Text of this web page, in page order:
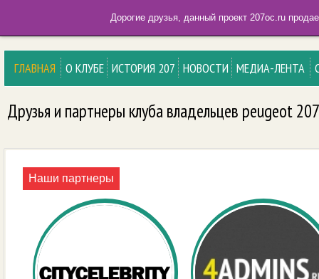
ГЛАВНАЯ О КЛУБЕ ИСТОРИЯ 207 НОВОСТИ МЕДИА-ЛЕНТА
Друзья и партнеры клуба владельцев peugeot 207
Наши партнеры
Дорогие друзья, данный проект 207oc.ru